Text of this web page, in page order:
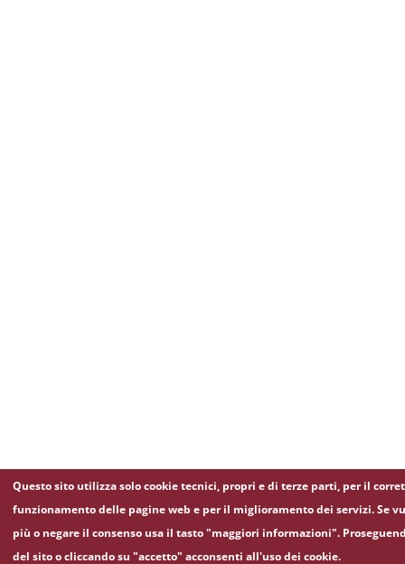
Questo sito utilizza solo cookie tecnici, propri e di terze parti, per il
funzionamento delle pagine web e per il miglioramento dei servizi. Se
più o negare il consenso usa il tasto "maggiori informazioni".
del sito o cliccando su "accetto" acconsenti all'uso dei cookie.